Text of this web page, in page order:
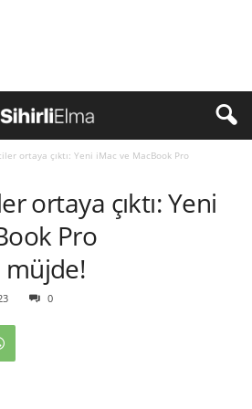
ortaya çıktı: Yeni iMac ve MacBook Pro
ortaya çıktı: Yeni
Pro
0